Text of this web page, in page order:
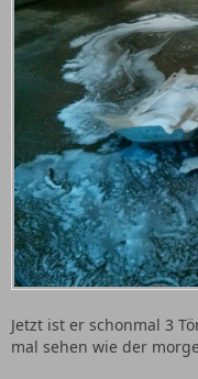
Jetzt ist er schonmal 3
mal sehen wie der